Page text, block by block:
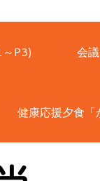
P3) 会
健康応援夕食「